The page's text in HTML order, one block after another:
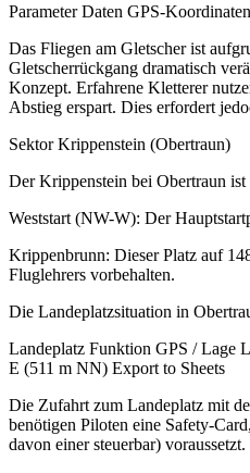
Parameter Daten GPS-
Das Fliegen am Gletscher ist
Gletscherrückgang dramatisch
Konzept. Erfahrene Kletterer
Abstieg erspart. Dies erfordert
Sektor Krippenstein (Obertraun)
Der Krippenstein bei Obertraun
Weststart (NW-W): Der
Krippenbrunn: Dieser Platz auf
Fluglehrers vorbehalten.
Die Landeplatzsituation in
Landeplatz Funktion GPS / Lage
E (511 m NN) Export to Sheets
Die Zufahrt zum Landeplatz mit
benötigen Piloten eine Safety-
davon einer steuerbar) voraussetzt.